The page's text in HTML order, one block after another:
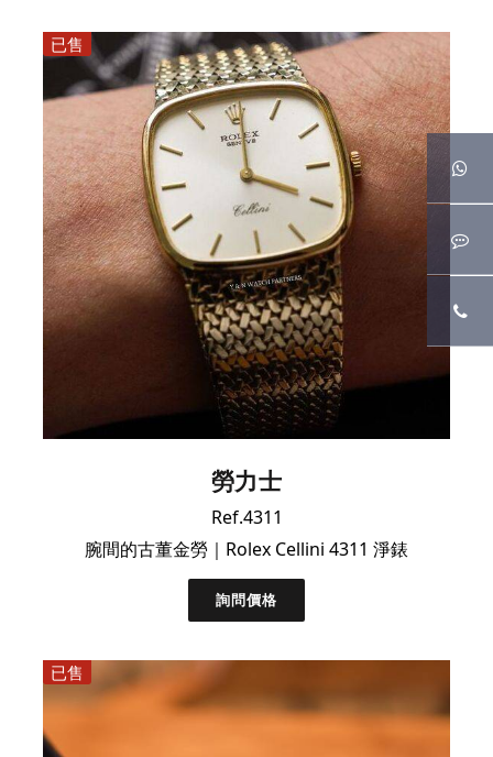
已售
勞力士
Ref.4311
腕間的古董金勞｜Rolex Cellini 4311 淨錶
詢問價格
已售